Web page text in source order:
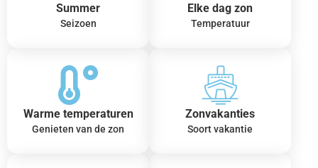
Summer
Seizoen
Elke dag zon
Temperatuur
Warme temperaturen
Genieten van de zon
Zonvakanties
Soort vakantie